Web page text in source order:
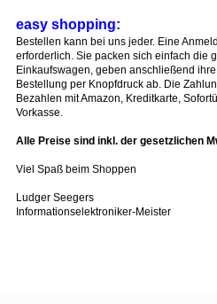
Beratung möchten, einfach anrufen.
Seite.
easy shopping:
Bestellen kann bei uns jeder. Eine
erforderlich. Sie packen sich einfach
Bestellung per Knopfdruck ab. Die
Vorkasse.
Alle Preise sind inkl. der
Über uns